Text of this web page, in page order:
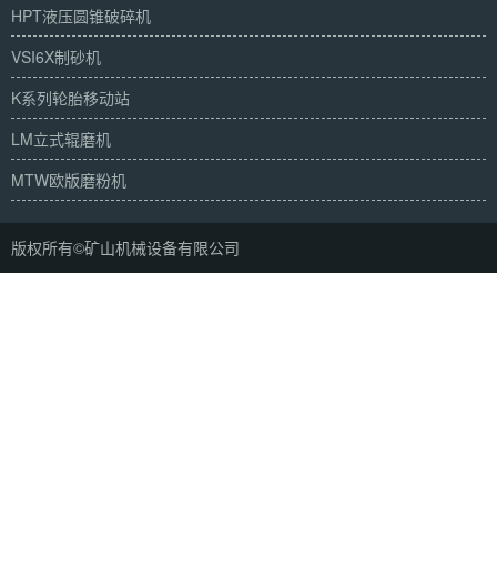
HPT液压圆锥破碎机
VSI6X制砂机
K系列轮胎移动站
LM立式辊磨机
MTW欧版磨粉机
版权所有©矿山机械设备有限公司